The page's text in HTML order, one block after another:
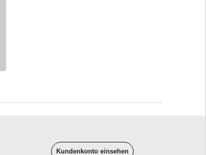
Kundenkonto einsehen